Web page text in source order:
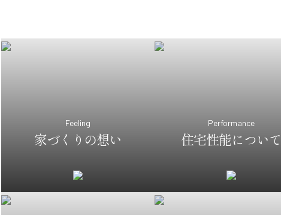
Feeling
家づくりの想い
Performance
住宅性能について